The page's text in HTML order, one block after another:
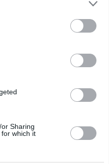
Sharing
which it
SOBRE
es la
Navega por las
del otro extremo